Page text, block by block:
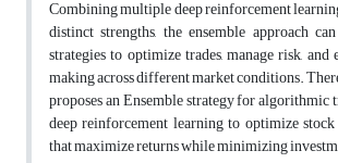
Combining multiple deep reinforcement
distinct strengths, the ensemble approach
strategies to optimize trades, manage risk,
making across different market conditions.
proposes an Ensemble strategy for algorithmic
deep reinforcement learning to optimize
that maximize returns while minimizing